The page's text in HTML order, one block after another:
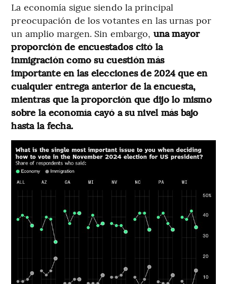
La economía sigue siendo la principal
preocupación de los votantes en las urnas por
un amplio margen. Sin embargo, una mayor
proporción de encuestados citó la
inmigración como su cuestión más
importante en las elecciones de 2024 que en
cualquier entrega anterior de la encuesta,
mientras que la proporción que dijo lo mismo
sobre la economía cayó a su nivel más bajo
hasta la fecha.